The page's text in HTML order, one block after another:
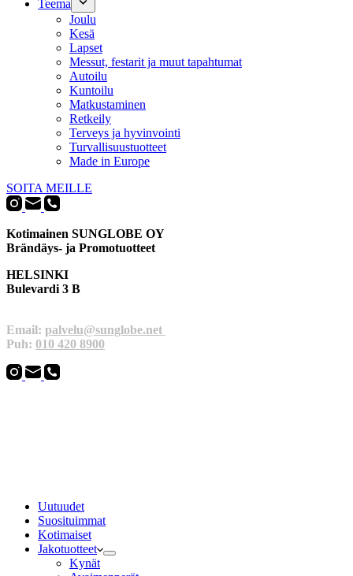
Teema
Joulu
Kesä
Lapset
Messut, festarit ja muut tapahtumat
Autoilu
Kuntoilu
Matkustaminen
Retkeily
Terveys ja hyvinvointi
Turvallisuustuotteet
Made in Europe
SOITA MEILLE
Kotimainen SUNGLOBE OY
Brändäys- ja Promotuotteet
HELSINKI
Bulevardi 3 B
Email: palvelu@sunglobe.net
Puh: 010 420 8900
Uutuudet
Suosituimmat
Kotimaiset
Jakotuotteet
Kynät